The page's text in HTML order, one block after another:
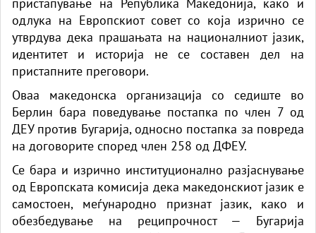
одлука на Европскиот совет со која изрично се
утврдува дека прашањата на националниот јазик,
идентитет и историја не се составен дел на
пристапните преговори.
Оваа македонска организација со седиште во
Берлин бара поведување постапка по член 7 од
ДЕУ против Бугарија, односно постапка за повреда
на договорите според член 258 од ДФЕУ.
Се бара и изрично институционално разјаснување
од Европската комисија дека македонскиот јазик е
самостоен, меѓународно признат јазик,
како
и
обезбедување на реципрочност — Бугарија